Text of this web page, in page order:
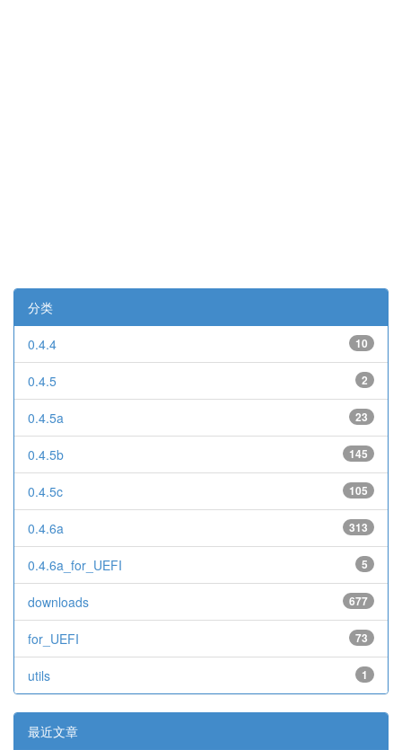
分类
10
0.4.4
2
0.4.5
23
0.4.5a
145
0.4.5b
105
0.4.5c
313
0.4.6a
5
0.4.6a_for_UEFI
677
downloads
73
for_UEFI
1
utils
最近文章